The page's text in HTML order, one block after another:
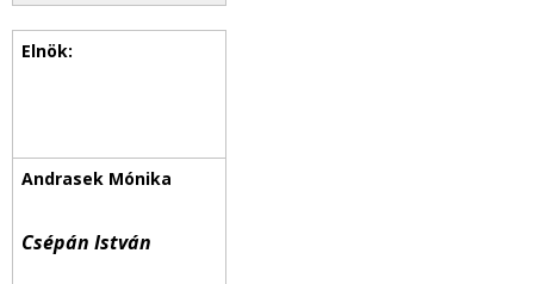
Csépán István